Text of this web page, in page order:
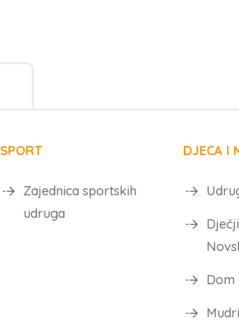
SPORT
Zajednica sportskih
udruga
DJECA I
Dom